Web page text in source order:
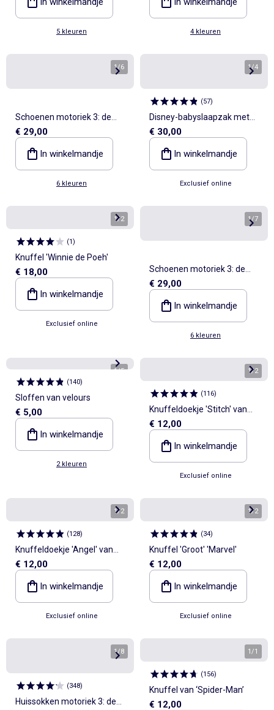
5 kleuren 4 kleuren
1/6
Schoenen motoriek 3: de
eerste stapjes - Kitchoun
€ 29,00
In winkelmandje
6 kleuren
1/4
(57)
Disney-babyslaapzak met
lange mouwen en Simba-
print, TOG-waarde 2
€ 30,00
In winkelmandje
Exclusief online
1/2
(1)
Knuffel 'Winnie de Poeh'
€ 18,00
In winkelmandje
Exclusief online
1/7
Schoenen motoriek 3: de
eerste stapjes - Kitchoun
€ 29,00
In winkelmandje
6 kleuren
1/5
(140)
Sloffen van velours
€ 5,00
In winkelmandje
2 kleuren
1/2
(116)
Knuffeldoekje 'Stitch' van
'Disney'
€ 12,00
In winkelmandje
Exclusief online
1/2
(128)
Knuffeldoekje 'Angel' van
'Lilo & Stitch'
€ 12,00
In winkelmandje
Exclusief online
1/2
(34)
Knuffel 'Groot' 'Marvel'
€ 12,00
In winkelmandje
Exclusief online
1/8
(348)
Huissokken motoriek 3: de
1 /1
(156)
Knuffel van ‘Spider-Man’
€ 12,00